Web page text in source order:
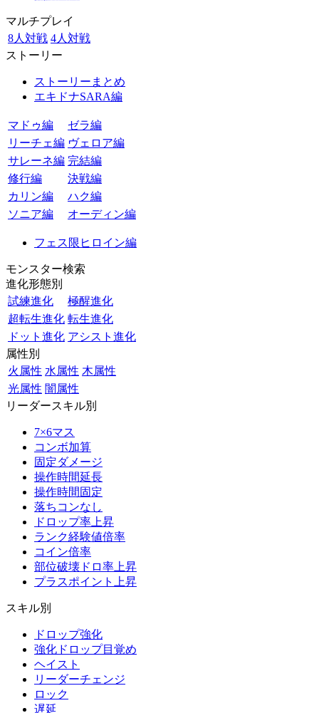
マルチプレイ
8人対戦 4人対戦
ストーリー
ストーリーまとめ
エキドナSARA編
マドゥ編
ゼラ編
リーチェ編 ヴェロア編
サレーネ編 完結編
修行編
決戦編
カリン編
ハク編
ソニア編
オーディン編
フェス限ヒロイン編
モンスター検索
進化形態別
試練進化
極醒進化
超転生進化 転生進化
ドット進化 アシスト進化
属性別
火属性 水属性 木属性
光属性 闇属性
リーダースキル別
7×6マス
コンボ加算
固定ダメージ
操作時間延長
操作時間固定
落ちコンなし
ドロップ率上昇
ランク経験値倍率
コイン倍率
部位破壊ドロ率上昇
プラスポイント上昇
スキル別
ドロップ強化
強化ドロップ目覚め
ヘイスト
リーダーチェンジ
ロック
遅延